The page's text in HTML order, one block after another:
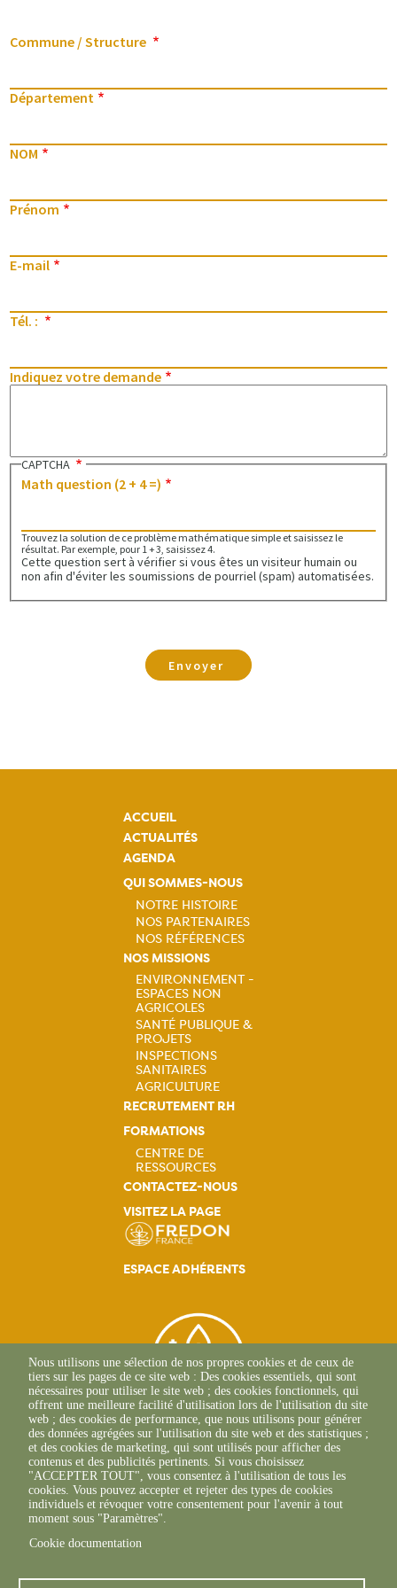
Commune / Structure
Département
NOM
Prénom
E-mail
Tél. :
Indiquez votre demande
CAPTCHA
Math question (2 + 4 =)
Trouvez la solution de ce problème mathématique simple et saisissez le
résultat. Par exemple, pour 1 + 3, saisissez 4.
Cette question sert à vérifier si vous êtes un visiteur humain ou
non afin d'éviter les soumissions de pourriel (spam) automatisées.
ACCUEIL
ACTUALITÉS
AGENDA
QUI SOMMES-NOUS
Navigation
principale
NOTRE HISTOIRE
NOS PARTENAIRES
NOS RÉFÉRENCES
NOS MISSIONS
Navigation
principale
ENVIRONNEMENT -
ESPACES NON
AGRICOLES
SANTÉ PUBLIQUE &
PROJETS
INSPECTIONS
SANITAIRES
AGRICULTURE
RECRUTEMENT RH
FORMATIONS
Navigation
principale
CENTRE DE
RESSOURCES
CONTACTEZ-NOUS
VISITEZ LA PAGE
ESPACE ADHÉRENTS
2, Esplanade Roland
Garros
51 100 REIMS
03.26.77.36.70
Nous utilisons une sélection de nos propres cookies et de ceux de
tiers sur les pages de ce site web : Des cookies essentiels, qui sont
nécessaires pour utiliser le site web ; des cookies fonctionnels, qui
offrent une meilleure facilité d'utilisation lors de l'utilisation du site
web ; des cookies de performance, que nous utilisons pour générer
des données agrégées sur l'utilisation du site web et des statistiques ;
et des cookies de marketing, qui sont utilisés pour afficher des
contenus et des publicités pertinents. Si vous choisissez
"ACCEPTER TOUT", vous consentez à l'utilisation de tous les
cookies. Vous pouvez accepter et rejeter des types de cookies
individuels et révoquer votre consentement pour l'avenir à tout
moment sous "Paramètres".
Cookie documentation